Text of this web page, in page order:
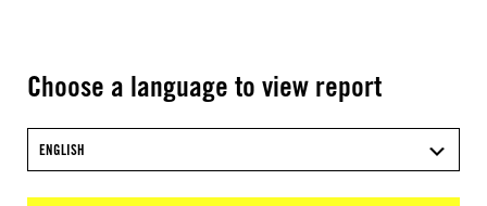
Choose a language to view report
ENGLISH